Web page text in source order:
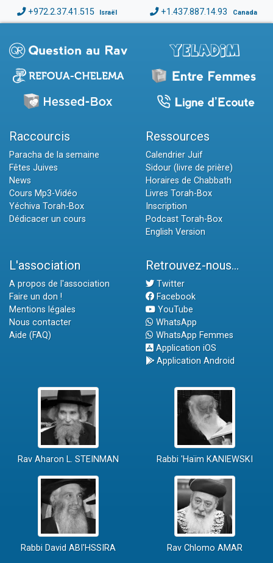
+972.2.37.41.515 Israël +1.437.887.14.93 Canada
Raccourcis
Paracha de la semaine
Fêtes Juives
News
Cours Mp3-Vidéo
Yéchiva Torah-Box
Dédicacer un cours
Ressources
Calendrier Juif
Sidour (livre de prière)
Horaires de Chabbath
Livres Torah-Box
Inscription
Podcast Torah-Box
English Version
L'association
A propos de l'association
Faire un don !
Mentions légales
Nous contacter
Aide (FAQ)
Retrouvez-nous...
Twitter
Facebook
YouTube
WhatsApp
WhatsApp Femmes
Application iOS
Application Android
Rav Aharon L. STEINMAN Rabbi 'Haïm KANIEWSKI
Rabbi David ABI'HSSIRA Rav Chlomo AMAR